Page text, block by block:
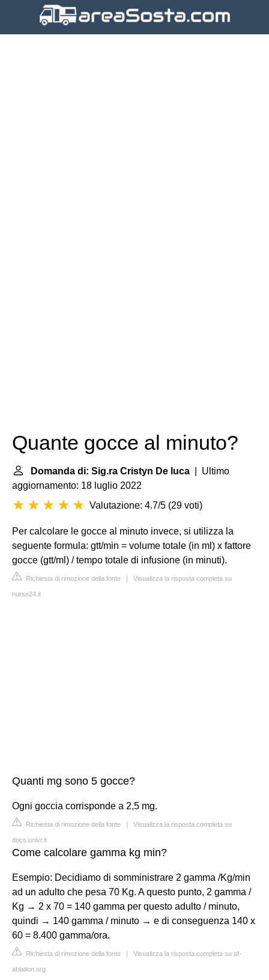
Quante gocce al minuto?
Domanda di: Sig.ra Cristyn De luca | Ultimo
aggiornamento: 18 luglio 2022
Valutazione: 4.7/5 (29 voti)
Per calcolare le gocce al minuto invece, si utilizza la
seguente formula: gtt/min = volume totale (in ml) x fattore
gocce (gtt/ml) / tempo totale di infusione (in minuti).
Richiesta di rimozione della fonte | Visualizza la risposta completa su
nurse24.it
Quanti mg sono 5 gocce?
Ogni goccia corrisponde a 2,5 mg.
Richiesta di rimozione della fonte | Visualizza la risposta completa su
docs.univr.it
Come calcolare gamma kg min?
Esempio: Decidiamo di somministrare 2 gamma /Kg/min
ad un adulto che pesa 70 Kg. A questo punto, 2 gamma /
Kg → 2 x 70 = 140 gamma per questo adulto / minuto,
quindi → 140 gamma / minuto → e di conseguenza 140 x
60 = 8.400 gamma/ora.
Richiesta di rimozione della fonte | Visualizza la risposta completa su af-
ablation.org